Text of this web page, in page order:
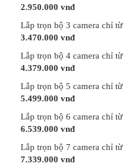
2.950.000 vnđ
Lắp trọn bộ 3 camera chỉ từ
3.470.000 vnđ
Lắp trọn bộ 4 camera chỉ từ
4.379.000 vnđ
Lắp trọn bộ 5 camera chỉ từ
5.499.000 vnđ
Lắp trọn bộ 6 camera chỉ từ
6.539.000 vnđ
Lắp trọn bộ 7 camera chỉ từ
7.339.000 vnđ